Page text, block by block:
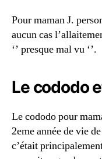
Pour maman J.
aucun cas
‘’ presque mal vu ‘’.
Le cododo
Le cododo pour
2eme année de vie
c’était